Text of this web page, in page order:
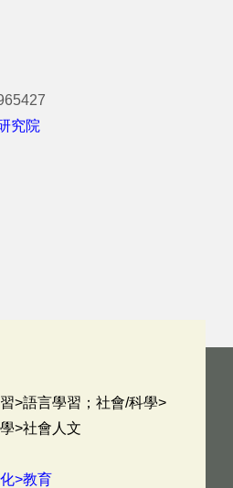
究院
>語言學習；社會/科學>
>社會人文
>教育